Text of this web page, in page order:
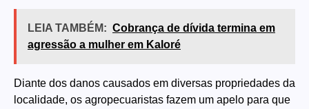
LEIA TAMBÉM: Cobrança de dívida termina em
agressão a mulher em Kaloré
Diante dos danos causados em diversas propriedades da
localidade, os agropecuaristas fazem um apelo para que